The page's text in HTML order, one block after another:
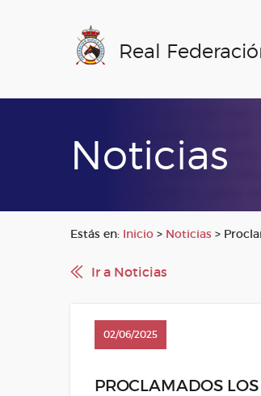
Real
Noticias
Estás en: Inicio > Noticias >
Ir a Noticias
02/06/2025
PROCLAMADOS